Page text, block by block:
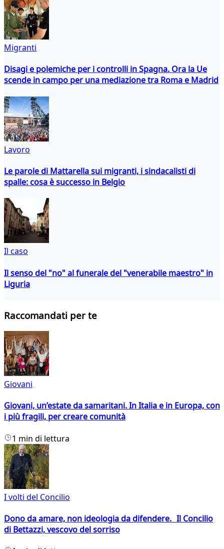
Migranti
Disagi e polemiche per i controlli in Spagna. Ora la Ue
scende in campo per una mediazione tra Roma e Madrid
Lavoro
Le parole di Mattarella sui migranti, i sindacalisti di
spalle: cosa è successo in Belgio
Il caso
Il senso del "no" al funerale del "venerabile maestro" in
Liguria
Raccomandati per te
Giovani
Giovani, un’estate da samaritani. In Italia e in Europa, con
i più fragili, per creare comunità
1 min di lettura
I volti del Concilio
Dono da amare, non ideologia da difendere. Il Concilio
di Bettazzi, vescovo del sorriso